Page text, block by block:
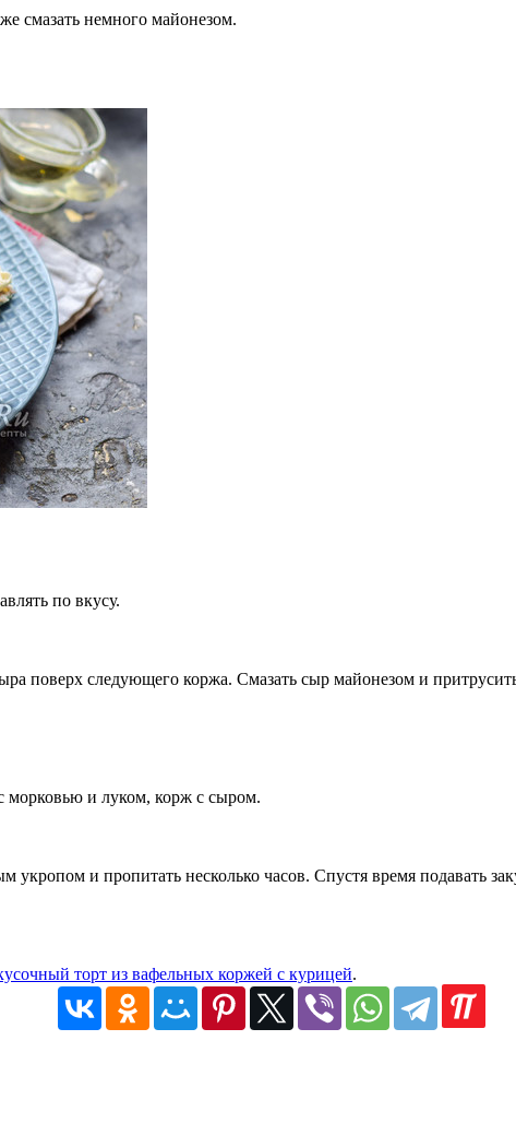
смазать немного майонезом.
по вкусу.
поверх следующего коржа. Смазать сыр майонезом и
морковью и луком, корж с сыром.
и пропитать несколько часов. Спустя время подавать
торт из вафельных коржей с курицей.